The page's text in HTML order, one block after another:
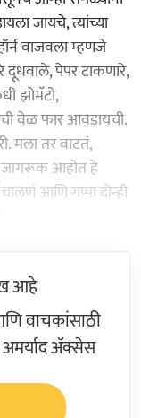
जायचे, त्यांच्या
वाजवला म्हणजे
दूधवाले, पेपर टाकणारे,
झोमॅटो,
वेळ फार आवडायची.
मला तर वाटतं,
जागरूक आहोत हे
आणि गप्पा दोन्ही
आहे
वाचकांसाठी
ॲक्सेस